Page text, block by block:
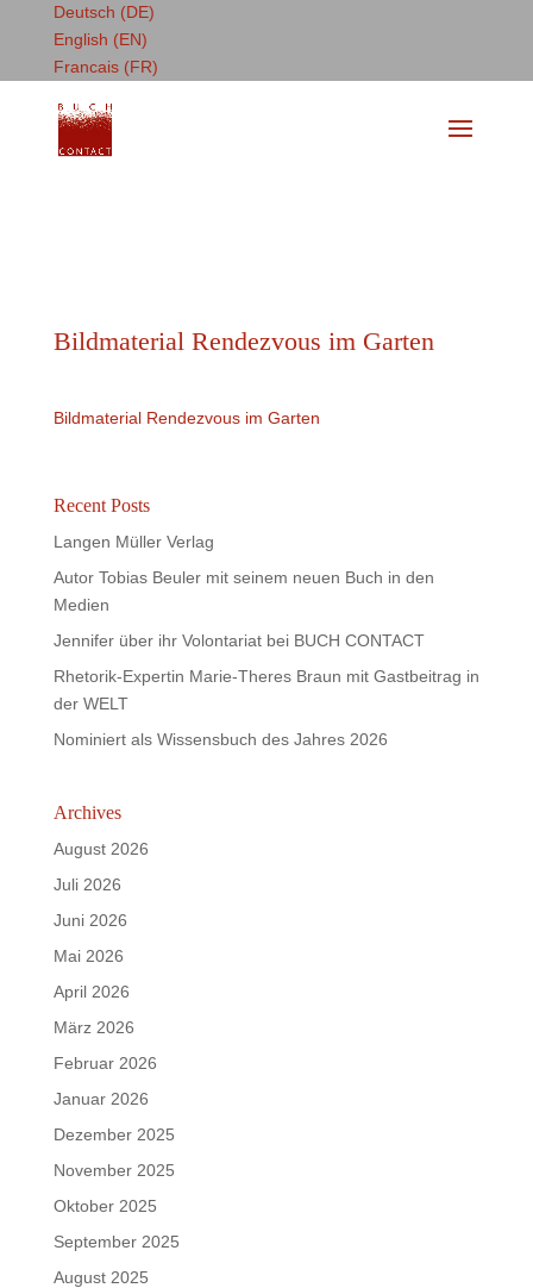
Deutsch (DE)
English (EN)
Francais (FR)
Bildmaterial Rendezvous im Garten
Bildmaterial Rendezvous im Garten
Recent Posts
Langen Müller Verlag
Autor Tobias Beuler mit seinem neuen Buch in den
Medien
Jennifer über ihr Volontariat bei BUCH CONTACT
Rhetorik-Expertin Marie-Theres Braun mit Gastbeitrag in
der WELT
Nominiert als Wissensbuch des Jahres 2026
Archives
August 2026
Juli 2026
Juni 2026
Mai 2026
April 2026
März 2026
Februar 2026
Januar 2026
Dezember 2025
November 2025
Oktober 2025
September 2025
August 2025